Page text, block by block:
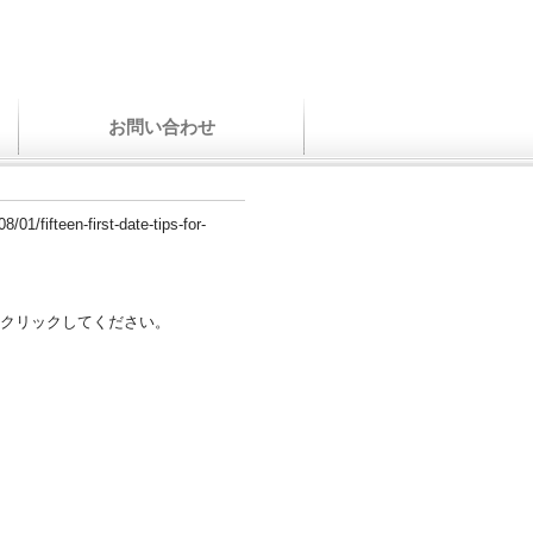
お問い合わせ
01/fifteen-first-date-tips-for-
リックしてください。